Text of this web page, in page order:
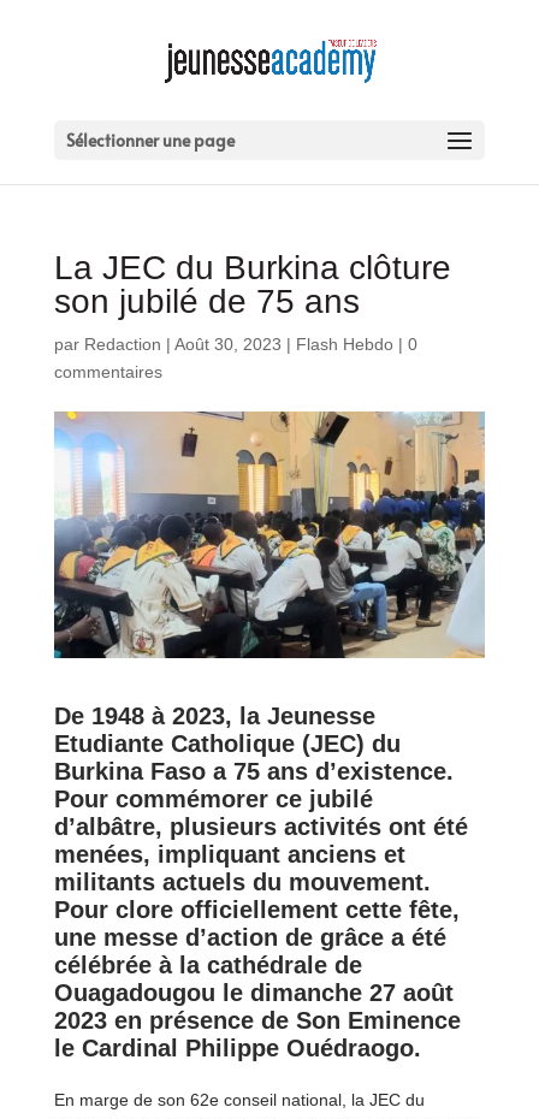
Sélectionner une page
La JEC du Burkina clôture
son jubilé de 75 ans
par Redaction | Août 30, 2023 | Flash Hebdo| 0
commentaires
De 1948 à 2023, la Jeunesse
Etudiante Catholique (JEC) du
Burkina Faso a 75 ans d’existence.
Pour commémorer ce jubilé
d’albâtre, plusieurs activités ont été
menées, impliquant anciens et
militants actuels du mouvement.
Pour clore officiellement cette fête,
une messe d’action de grâce a été
célébrée à la cathédrale de
Ouagadougou le dimanche 27 août
2023 en présence de Son Eminence
le Cardinal Philippe Ouédraogo.
En marge de son 62e conseil national, la JEC du